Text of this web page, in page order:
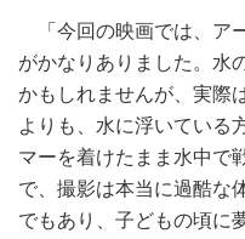
「今回の映画では、ア
がかなりありました。水
かもしれませんが、実際
よりも、水に浮いている
マーを着けたまま水中で
で、撮影は本当に過酷な
でもあり、子どもの頃に